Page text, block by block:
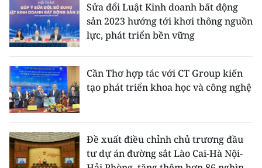
Sửa đổi Luật Kinh doanh bất động
sản 2023 hướng tới khơi thông nguồn
lực, phát triển bền vững
Cần Thơ hợp tác với CT Group kiến
tạo phát triển khoa học và công nghệ
Đề xuất điều chỉnh chủ trương đầu
tư dự án đường sắt Lào Cai-Hà Nội-